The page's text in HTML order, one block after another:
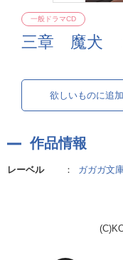
三章 魔犬
一般ドラマCD
欲しいものに追加
作品情報
レーベル ： ガガガ文